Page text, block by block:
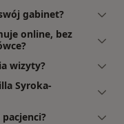
gabinet?
online, bez
wizyty?
Syroka-